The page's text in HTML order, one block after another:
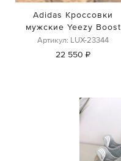
Adidas Кроссовки
мужские Yeezy Boost
Артикул: LUX-23344
22 550 ₽